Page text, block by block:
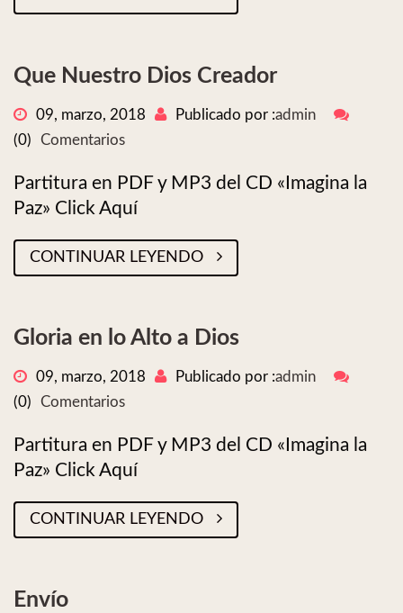
Que Nuestro Dios Creador
09, marzo, 2018 Publicado por :admin
(0)
Comentarios
Partitura en PDF y MP3 del CD «Imagina la
Paz» Click Aquí
CONTINUAR LEYENDO
Gloria en lo Alto a Dios
09, marzo, 2018 Publicado por :admin
(0)
Comentarios
Partitura en PDF y MP3 del CD «Imagina la
Paz» Click Aquí
CONTINUAR LEYENDO
Envío